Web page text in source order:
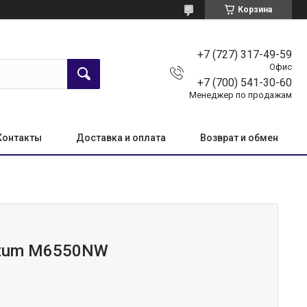
Корзина
+7 (727) 317-49-59
Офис
+7 (700) 541-30-60
Менеджер по продажам
Доставка и оплата Возврат и обмен
M6550NW